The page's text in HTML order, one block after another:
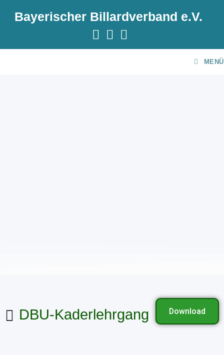
Bayerischer Billardverband e.V.
MENÜ
DBU-Kaderlehrgang Download